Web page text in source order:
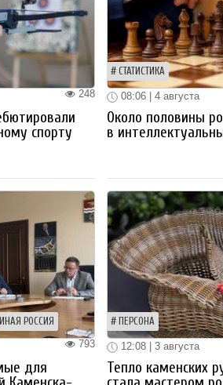
248
спорту
СТАТИСТИКА
08:06 | 4 августа
Около половины
в
РОССИЯ
793
для
ПЕРСОНА
12:08 | 3 августа
Тепло каменских